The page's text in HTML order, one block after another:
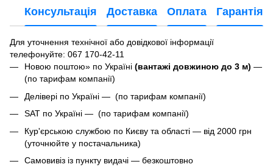
Консультація Доставка Оплата Гарантія
Для уточнення технічної або довідкової інформації
телефонуйте: 067 170-42-11
Новою поштою» по Україні (вантажі довжиною до 3 м) —
(по тарифам компанії)
Делівері по Україні — (по тарифам компанії)
SAT по Україні — (по тарифам компанії)
Кур'єрською службою по Києву та області — від 2000 грн
(уточнюйте у постачальника)
Самовивіз із пункту видачі — безкоштовно